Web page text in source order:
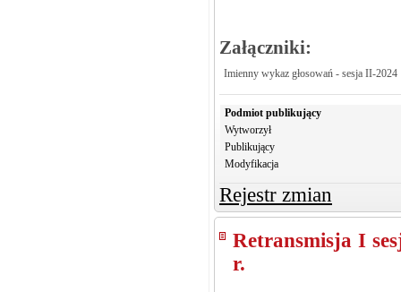
Załączniki:
Imienny wykaz głosowań - sesja II-2024
Podmiot publikujący
Wytworzył
Publikujący
Modyfikacja
Rejestr zmian
Retransmisja I
r.